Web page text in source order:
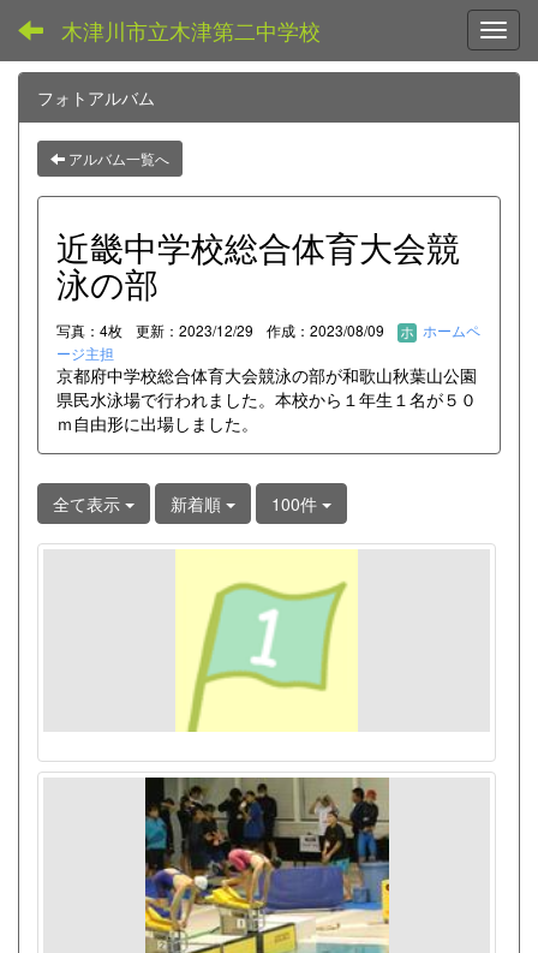
木津川市立木津第二中学校
フォトアルバム
アルバム一覧へ
近畿中学校総合体育大会競
泳の部
写真：4枚 更新：2023/12/29 作成：2023/08/09
ホームペ
ージ主担
京都府中学校総合体育大会競泳の部が和歌山秋葉山公園
県民水泳場で行われました。本校から１年生１名が５０
ｍ自由形に出場しました。
全て表示 新着順 100件